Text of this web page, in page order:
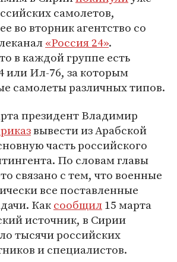
самолетов,
во вторник агентство со
«Россия 24».
в каждой группе есть
или Ил-76, за которым
самолеты различных типов.
президент Владимир
вывести из Арабской
часть российского
По словам главы
связано с тем, что военные
все поставленные
Каксообщил15 марта
источник, в Сирии
тысячи российских
и специалистов.